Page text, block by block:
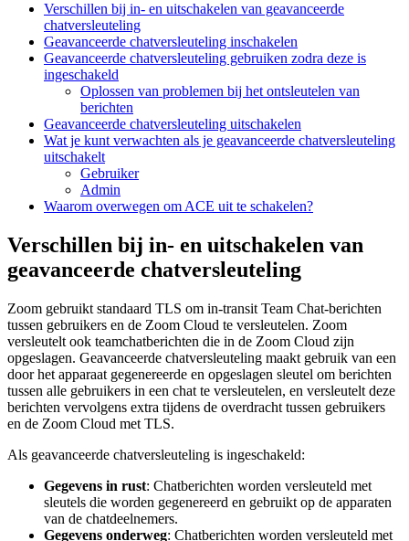
Verschillen bij in- en uitschakelen van geavanceerde
chatversleuteling
Geavanceerde chatversleuteling inschakelen
Geavanceerde chatversleuteling gebruiken zodra deze is
ingeschakeld
Oplossen van problemen bij het ontsleutelen van
berichten
Geavanceerde chatversleuteling uitschakelen
Wat je kunt verwachten als je geavanceerde chatversleuteling
uitschakelt
Gebruiker
Admin
Waarom overwegen om ACE uit te schakelen?
Verschillen bij in- en uitschakelen van
geavanceerde chatversleuteling
Zoom gebruikt standaard TLS om in-transit Team Chat-berichten
tussen gebruikers en de Zoom Cloud te versleutelen. Zoom
versleutelt ook teamchatberichten die in de Zoom Cloud zijn
opgeslagen. Geavanceerde chatversleuteling maakt gebruik van een
door het apparaat gegenereerde en opgeslagen sleutel om berichten
tussen alle gebruikers in een chat te versleutelen, en versleutelt deze
berichten vervolgens extra tijdens de overdracht tussen gebruikers
en de Zoom Cloud met TLS.
Als geavanceerde chatversleuteling is ingeschakeld:
Gegevens in rust: Chatberichten worden versleuteld met
sleutels die worden gegenereerd en gebruikt op de apparaten
van de chatdeelnemers.
Gegevens onderweg: Chatberichten worden versleuteld met